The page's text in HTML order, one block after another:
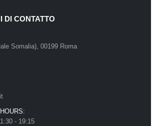
DI CONTATTO
Somalia), 00199 Roma
- 19:15